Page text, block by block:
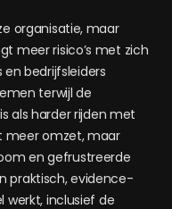
organisatie, maar
meer risico’s met zich
bedrijfsleiders
terwijl de
als harder rijden met
meer omzet, maar
en gefrustreerde
praktisch, evidence-
werkt, inclusief de